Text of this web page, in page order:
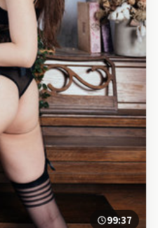
99:37